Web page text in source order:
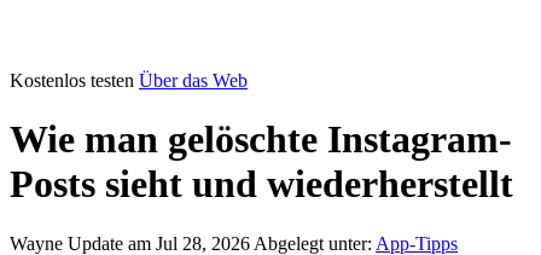
Kostenlos testen Über das Web
Wie man gelöschte Instagram-
Posts sieht und wiederherstellt
Wayne Update am Jul 28, 2026 Abgelegt unter: App-Tipps